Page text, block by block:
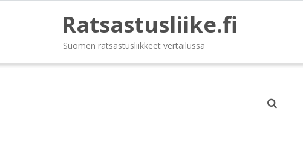
Ratsastusliike.fi
Suomen ratsastusliikkeet vertailussa